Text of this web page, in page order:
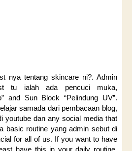
nya tentang skincare ni?. Admin
tu ialah ada pencuci muka,
and Sun Block “Pelindung UV”.
samada dari pembacaan blog,
youtube dan any social media that
basic routine yang admin sebut di
for all of us. If you want to have
have this in your daily routine.